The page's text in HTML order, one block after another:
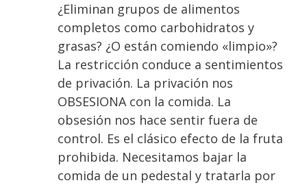
¿Eliminan grupos de alimentos
completos como carbohidratos y
grasas? ¿O están comiendo «limpio»?
La restricción conduce a sentimientos
de privación. La privación nos
OBSESIONA con la comida. La
obsesión nos hace sentir fuera de
control. Es el clásico efecto de la fruta
prohibida. Necesitamos bajar la
comida de un pedestal y tratarla por